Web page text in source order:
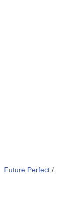
Future Perfect /